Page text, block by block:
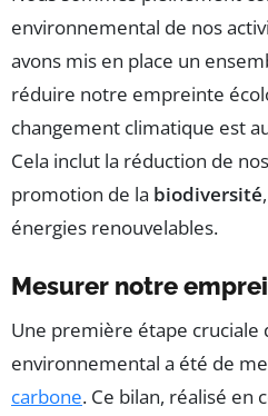
environnemental de nos
avons mis en place un
réduire notre empreinte
changement climatique est
Cela inclut la réduction de
promotion de la biodiversité
énergies renouvelables.
Mesurer notre
Une première étape
environnemental a été de
carbone. Ce bilan, réalisé en